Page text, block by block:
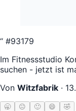
“ #93179
Im Fitnessstudio
suchen - jetzt ist
Von Witzfabrik ·
🥱 😐 🙂 😄 🤣